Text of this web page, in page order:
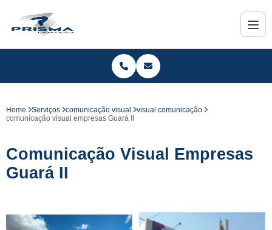
Home Serviços comunicação visual
visual comunicação
comunicação visual empresas Guará II
Comunicação Visual Empresas
Guará II